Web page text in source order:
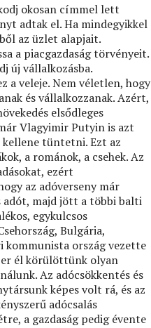
okosan címmel lett
adtak el. Ha mindegyikkel
az üzlet alapjait.
a piacgazdaság törvényeit.
új vállalkozásba.
a veleje. Nem véletlen, hogy
és vállalkozzanak. Azért,
elsődleges
Vlagyimir Putyin is azt
kellene tüntetni. Ezt az
a románok, a csehek. Az
ezért
az adóverseny már
adót, majd jött a többi balti
egykulcsos
Bulgária,
kommunista ország vezette
él körülöttünk olyan
Az adócsökkentés és
képes volt rá, és az
adócsalás
a gazdaság pedig évente